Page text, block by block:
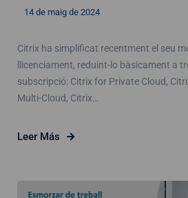
14 de maig de 2024
Citrix ha simplificat recentment el seu
llicenciament, reduint-lo bàsicament a
subscripció: Citrix for Private Cloud,
Multi-Cloud, Citrix…
Leer Más